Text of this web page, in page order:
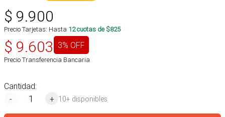
$ 9.900
Precio Tarjetas: Hasta 12cuotas de $825
$ 9.603 3% OFF
Precio Transferencia Bancaria
Cantidad:
-
+ 10+ disponibles